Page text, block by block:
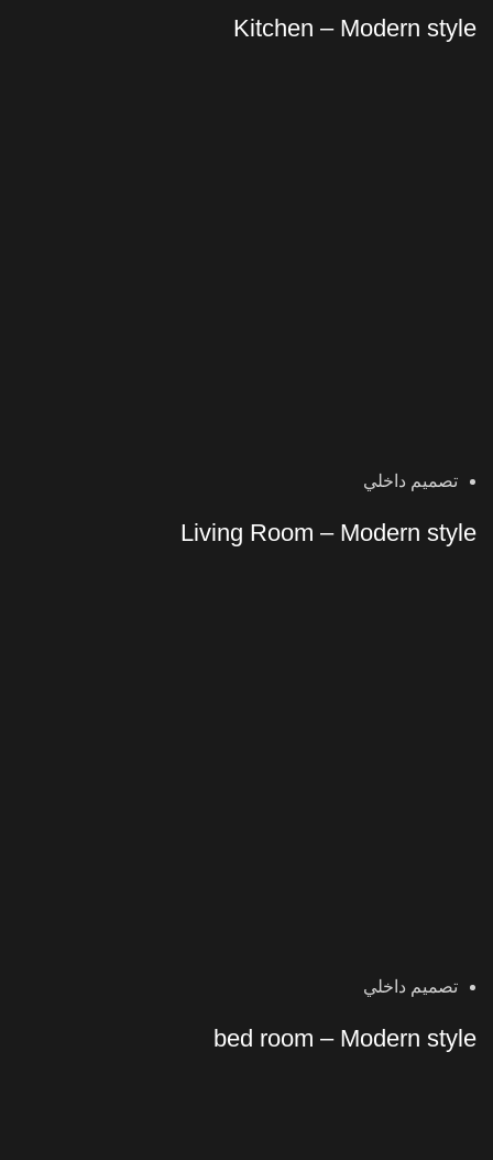
Kitchen – Modern style
تصميم داخلي
Living Room – Modern style
تصميم داخلي
bed room – Modern style